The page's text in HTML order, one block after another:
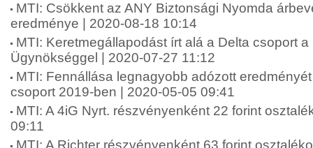
MTI: Csökkent az ANY Biztonsági Nyomda
eredménye | 2020-08-18 10:14
MTI: Keretmegállapodást írt alá a Delta csoport
Ügynökséggel | 2020-07-27 11:12
MTI: Fennállása legnagyobb adózott
csoport 2019-ben | 2020-05-05 09:41
MTI: A 4iG Nyrt. részvényenként 22 forint
09:11
MTI: A Richter részvényenként 63 forint